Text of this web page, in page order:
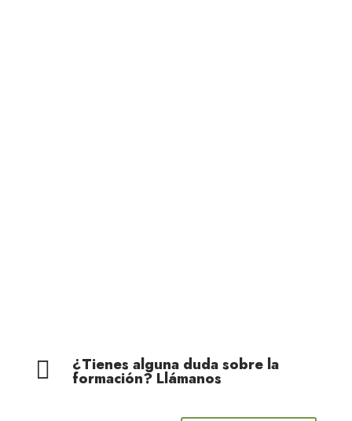
 ¿Tienes alguna duda sobre la
formación? Llámanos